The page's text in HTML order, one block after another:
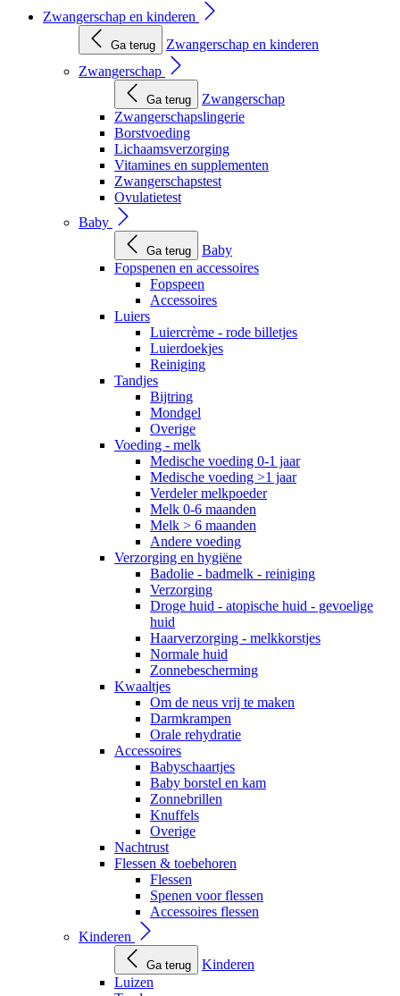
Zwangerschap en kinderen
Ga terug
Zwangerschap en kinderen
Zwangerschap
Ga terug
Zwangerschap
Zwangerschapslingerie
Borstvoeding
Lichaamsverzorging
Vitamines en supplementen
Zwangerschapstest
Ovulatietest
Baby
Ga terug
Baby
Fopspenen en accessoires
Fopspeen
Accessoires
Luiers
Luiercrème - rode billetjes
Luierdoekjes
Reiniging
Tandjes
Bijtring
Mondgel
Overige
Voeding - melk
Medische voeding 0-1 jaar
Medische voeding >1 jaar
Verdeler melkpoeder
Melk 0-6 maanden
Melk > 6 maanden
Andere voeding
Verzorging en hygiëne
Badolie - badmelk - reiniging
Verzorging
Droge huid - atopische huid - gevoelige
huid
Haarverzorging - melkkorstjes
Normale huid
Zonnebescherming
Kwaaltjes
Om de neus vrij te maken
Darmkrampen
Orale rehydratie
Accessoires
Babyschaartjes
Baby borstel en kam
Zonnebrillen
Knuffels
Overige
Nachtrust
Flessen & toebehoren
Flessen
Spenen voor flessen
Accessoires flessen
Kinderen
Ga terug
Kinderen
Luizen